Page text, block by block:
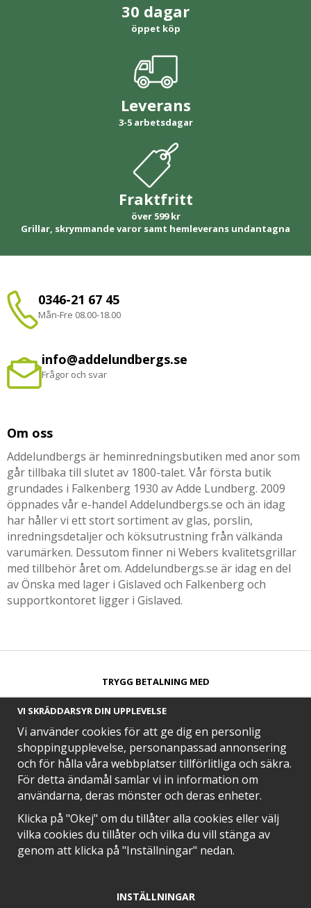
30 dagar
öppet köp
Leverans
3-5 arbetsdagar
Fraktfritt
över 599 kr
Grillar, skrymmande varor samt hemleverans undantagna
0346-21 67 45
Mån-Fre 08.00-18.00
info@addelundbergs.se
Frågor och svar
Om oss
Addelundbergs är heminredningsbutiken med anor som
går tillbaka till slutet av 1800-talet. Vår första butik
grundades i Falkenberg 1930 av Adde Lundberg. 2009
öppnades vår e-handel Addelundbergs.se och än idag
har håller vi ett stort sortiment av glas, porslin,
inredningsdetaljer och köksutrustning från välkända
varumärken. Dessutom finner ni Webers kvalitetsgrillar
med tillbehör året om. Addelundbergs.se är idag en del
av Önska med lager i Gislaved och Falkenberg och
supportkontoret ligger i Gislaved.
TRYGG BETALNING MED​
SNABB LEVERANS MED
EN DEL AV
VI SKRÄDDARSYR DIN UPPLEVELSE
Vi använder cookies för att ge dig en personlig
shoppingupplevelse, personanpassad annonsering
och för hålla våra webbplatser tillförlitliga och säkra.
För detta ändamål samlar vi in information om
användarna, deras mönster och deras enheter.
Klicka på "Okej" om du tillåter alla cookies eller välj
vilka cookies du tillåter och vilka du vill stänga av
genom att klicka på "Inställningar" nedan.
INSTÄLLNINGAR